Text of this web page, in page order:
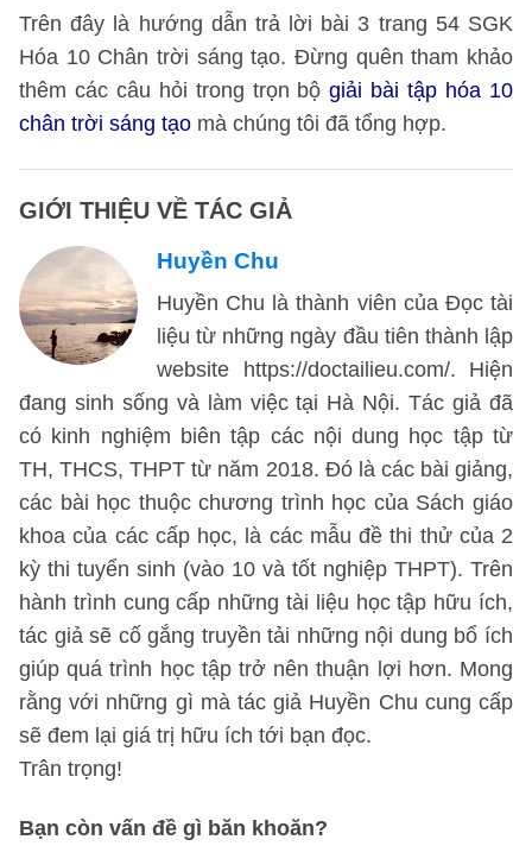
Trên đây là hướng dẫn trả lời bài 3 trang 54 SGK
Hóa 10 Chân trời sáng tạo. Đừng quên tham khảo
thêm các câu hỏi trong trọn bộgiải bài tập hóa 10
chân trời sáng tạo mà chúng tôi đã tổng hợp.
GIỚI THIỆU VỀ TÁC GIẢ
Huyền Chu
Huyền Chu là thành viên của Đọc tài
liệu từ những ngày đầu tiên thành lập
website https://doctailieu.com/. Hiện
đang sinh sống và làm việc tại Hà Nội. Tác giả đã
có kinh nghiệm biên tập các nội dung học tập từ
TH, THCS, THPT từ năm 2018. Đó là các bài giảng,
các bài học thuộc chương trình học của Sách giáo
khoa của các cấp học, là các mẫu đề thi thử của 2
kỳ thi tuyển sinh (vào 10 và tốt nghiệp THPT). Trên
hành trình cung cấp những tài liệu học tập hữu ích,
tác giả sẽ cố gắng truyền tải những nội dung bổ ích
giúp quá trình học tập trở nên thuận lợi hơn. Mong
rằng với những gì mà tác giả Huyền Chu cung cấp
sẽ đem lại giá trị hữu ích tới bạn đọc.
Trân trọng!
Bạn còn vấn đề gì băn khoăn?